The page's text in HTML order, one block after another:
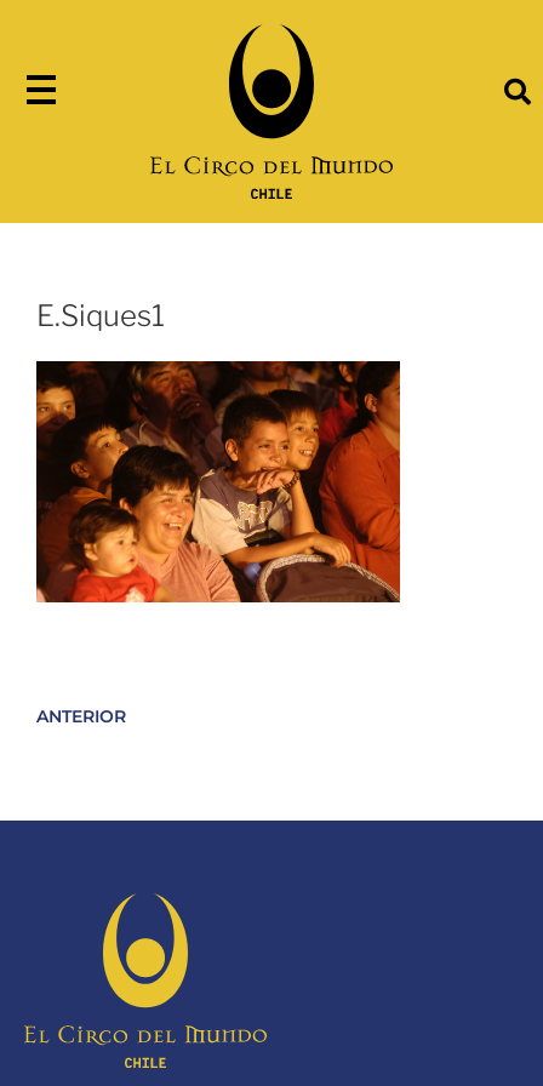
E.Siques1
ANTERIOR